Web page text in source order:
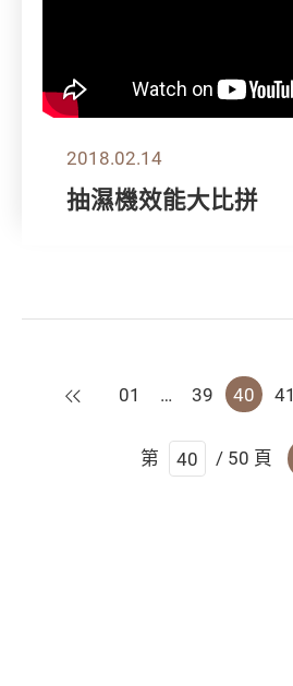
2018.02.14
抽濕機效能大比拼
上一頁
01 … 39 40 41
第 / 50 頁